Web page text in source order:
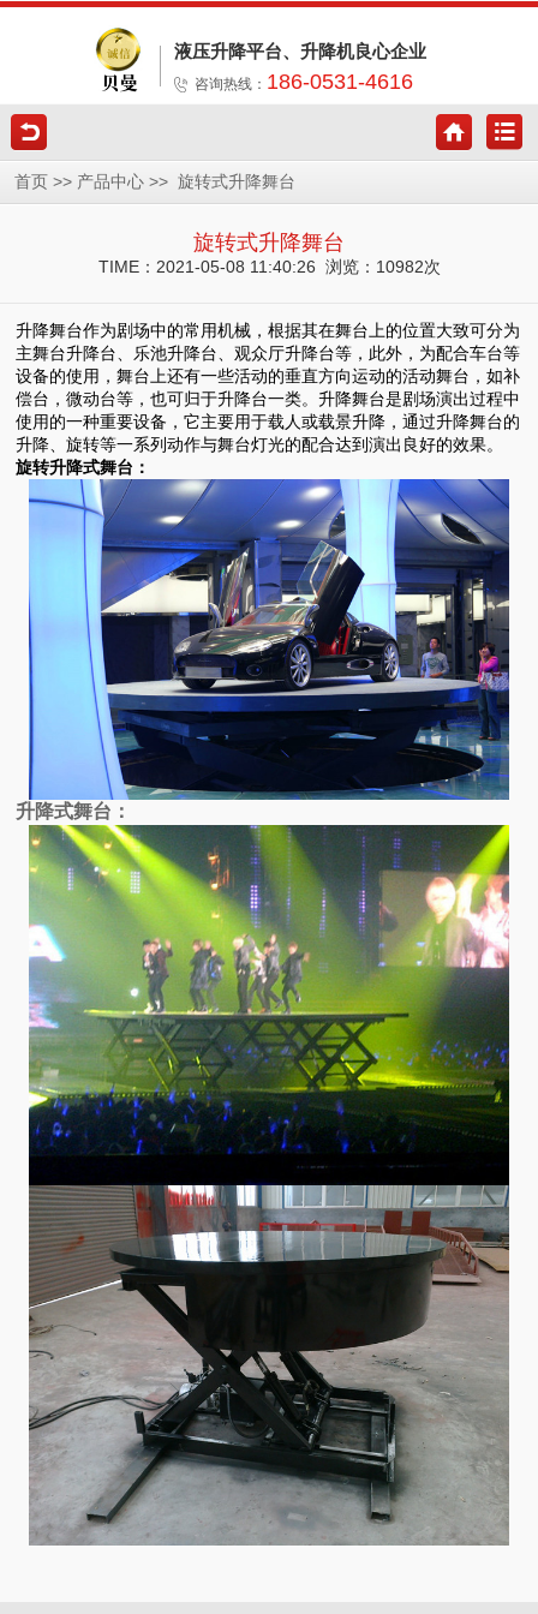
液压升降平台、升降机良心企业
咨询热线： 186-0531-4616
首页 >> 产品中心 >> 旋转式升降舞台
旋转式升降舞台
TIME：2021-05-08 11:40:26 浏览：10982次
升降舞台作为剧场中的常用机械，根据其在舞台上的位置大致可分为
主舞台升降台、乐池升降台、观众厅升降台等，此外，为配合车台等
设备的使用，舞台上还有一些活动的垂直方向运动的活动舞台，如补
偿台，微动台等，也可归于升降台一类。升降舞台是剧场演出过程中
使用的一种重要设备，它主要用于载人或载景升降，通过升降舞台的
升降、旋转等一系列动作与舞台灯光的配合达到演出良好的效果。
旋转升降式舞台：
升降式舞台：